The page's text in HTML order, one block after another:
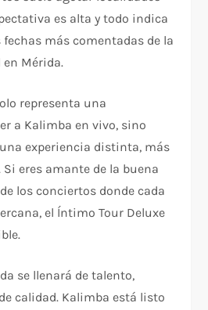
es alta y todo indica
fechas más comentadas de la
Mérida.
representa una
a Kalimba en vivo, sino
experiencia distinta, más
eres amante de la buena
los conciertos donde cada
el Íntimo Tour Deluxe
se llenará de talento,
calidad. Kalimba está listo